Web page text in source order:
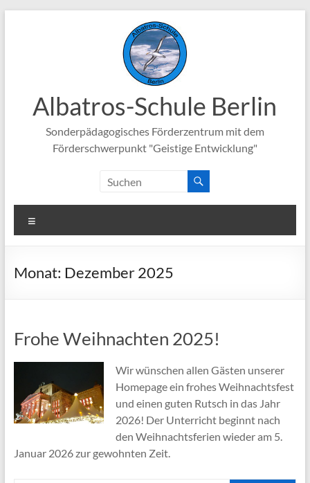
Albatros-Schule Berlin
Sonderpädagogisches Förderzentrum mit dem
Förderschwerpunkt "Geistige Entwicklung"
Monat: Dezember 2025
Frohe Weihnachten 2025!
Wir wünschen allen Gästen unserer
Homepage ein frohes Weihnachtsfest
und einen guten Rutsch in das Jahr
2026! Der Unterricht beginnt nach
den Weihnachtsferien wieder am 5.
Januar 2026 zur gewohnten Zeit.